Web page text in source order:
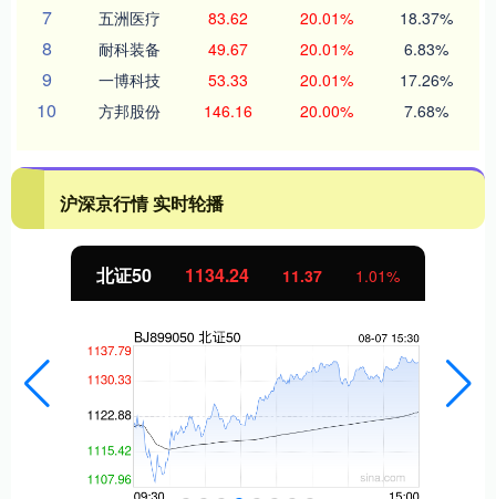
7 五洲医疗 83.62 20.01% 18.37%
8 耐科装备 49.67 20.01% 6.83%
9 一博科技 53.33 20.01% 17.26%
10 方邦股份 146.16 20.00% 7.68%
沪深京行情 实时轮播
北证50 1134.24 11.37 1.01%